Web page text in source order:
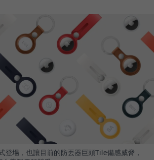
登場，也讓目前的防丟器巨頭Tile備感威脅，